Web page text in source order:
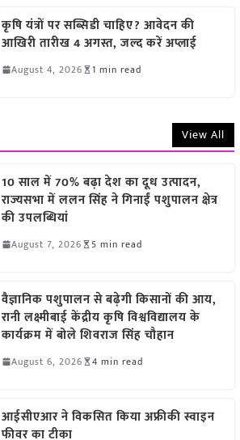
कृषि यंत्रों पर सब्सिडी चाहिए? आवेदन की
आखिरी तारीख 4 अगस्त, जल्द करें अप्लाई
August 4, 2026 1 min read
View All
10 साल में 70% बढ़ा देश का दूध उत्पादन,
राज्यसभा में ललन सिंह ने गिनाईं पशुपालन क्षेत्र
की उपलब्धियां
August 7, 2026 5 min read
वैज्ञानिक पशुपालन से बढ़ेगी किसानों की आय,
रानी लक्ष्मीबाई केंद्रीय कृषि विश्वविद्यालय के
कार्यक्रम में बोले शिवराज सिंह चौहान
August 6, 2026 4 min read
आईसीएआर ने विकसित किया अफ्रीकी स्वाइन
फीवर का टीका